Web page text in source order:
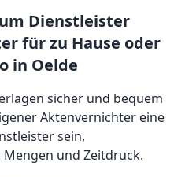
Dienstleister
für zu Hause oder
in Oelde
sicher und bequem
Aktenvernichter eine
sein,
und Zeitdruck.